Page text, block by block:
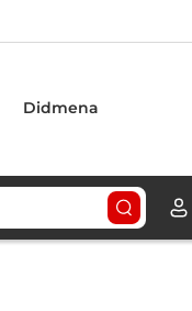
Didmena